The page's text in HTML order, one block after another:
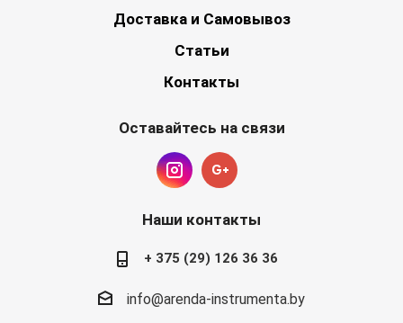
Доставка и Самовывоз
Статьи
Контакты
Оставайтесь на связи
Наши контакты
+ 375 (29) 126 36 36
info@arenda-instrumenta.by